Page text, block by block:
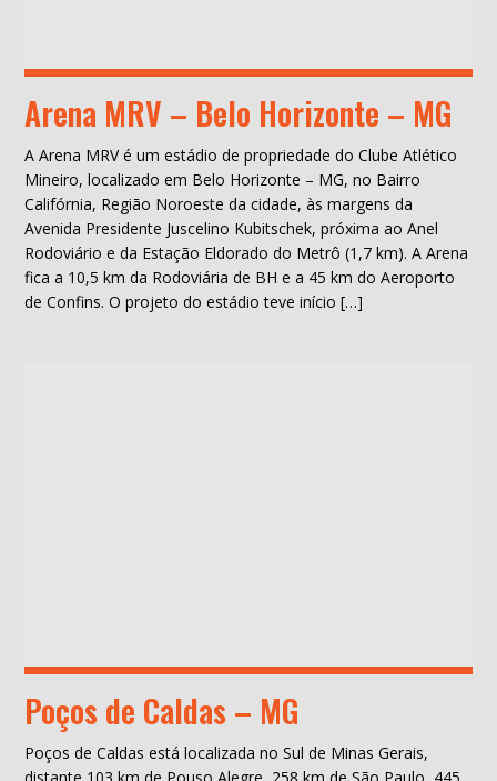
Arena MRV – Belo Horizonte – MG
A Arena MRV é um estádio de propriedade do Clube Atlético
Mineiro, localizado em Belo Horizonte – MG, no Bairro
Califórnia, Região Noroeste da cidade, às margens da
Avenida Presidente Juscelino Kubitschek, próxima ao Anel
Rodoviário e da Estação Eldorado do Metrô (1,7 km). A Arena
fica a 10,5 km da Rodoviária de BH e a 45 km do Aeroporto
de Confins. O projeto do estádio teve início […]
Poços de Caldas – MG
Poços de Caldas está localizada no Sul de Minas Gerais,